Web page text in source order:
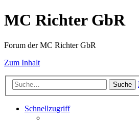
MC Richter GbR
Forum der MC Richter GbR
Zum Inhalt
Suche
Schnellzugriff